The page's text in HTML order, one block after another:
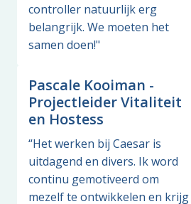
controller natuurlijk erg
belangrijk. We moeten het
samen doen!"
Pascale Kooiman -
Projectleider Vitaliteit
en Hostess
“Het werken bij Caesar is
uitdagend en divers. Ik word
continu gemotiveerd om
mezelf te ontwikkelen en krijg